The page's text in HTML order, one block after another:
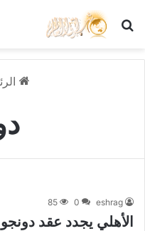
بحث عن
eshrag
0
85
الأهلي يجدد عقد